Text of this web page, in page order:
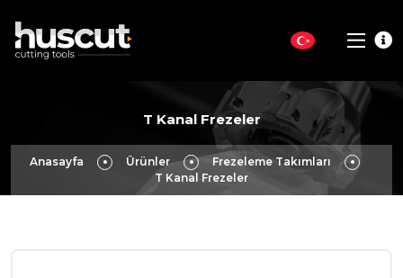
T Kanal Frezeler
Anasayfa Ürünler
Frezeleme Takımları
T Kanal Frezeler